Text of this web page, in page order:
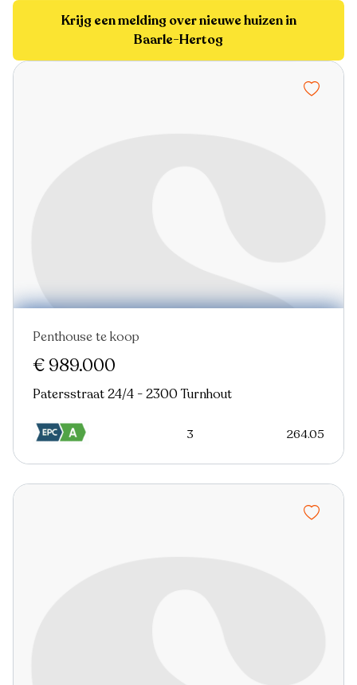
Krijg een melding over nieuwe huizen in
Baarle-Hertog
Nieuw
Penthouse te koop
€ 989.000
Patersstraat 24/4 - 2300 Turnhout
3 264.05